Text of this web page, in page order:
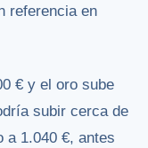
referencia en
€ y el oro sube
subir cerca de
a 1.040 €, antes